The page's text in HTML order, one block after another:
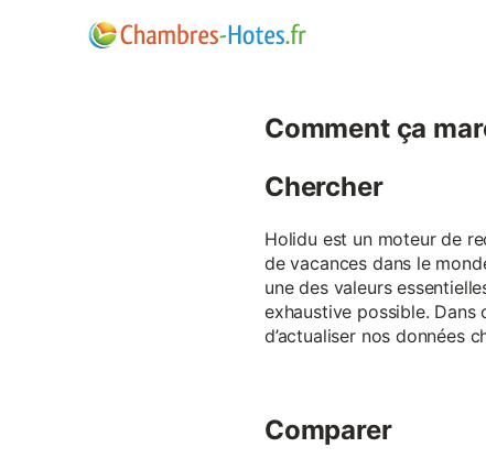
Comment ça
Chercher
Holidu est un moteur de
de vacances dans le
une des valeurs
exhaustive possible.
d’actualiser nos données
Comparer